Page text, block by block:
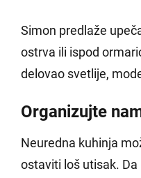
Simon predlaže
ostrva ili ispod
delovao svetlije,
Organizujte
Neuredna kuhinja
ostaviti loš utisak.